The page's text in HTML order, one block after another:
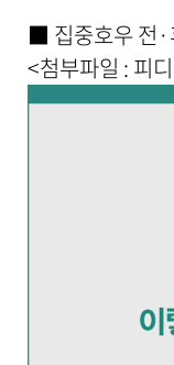
■ 집중호우 전·
<첨부파일 : 피